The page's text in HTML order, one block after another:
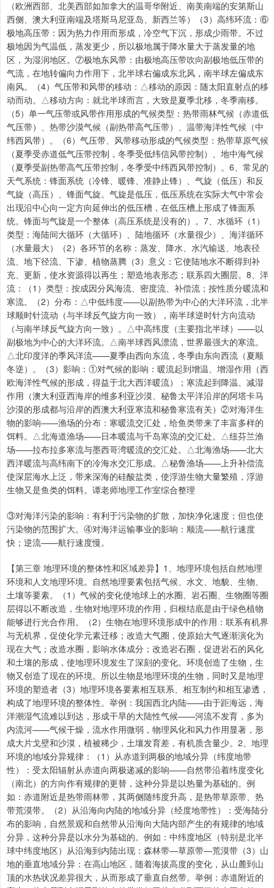
（欧洲西部、北美西部如加拿大的温哥华附近、南美南端的安第斯山
西侧、澳大利亚南端及塔斯马尼亚岛、新西兰等）（3）高纬环流：⑥
极地高压带：因为热力作用而形成，冷空气下沉，形成少雨带。不过
极地因为气温低，蒸发更少，所以极地属于降水量大于蒸发量的地
区，为湿润地区。⑦极地东风带：由极地高压带吹向副极地低压带的
气流，在地转偏向力作用下，北半球右偏成东北风，南半球左偏成东
南风。（4）气压带和风带的移动：△移动的原因：随太阳直射点的移
动而动。△移动方向：就北半球而言，大致是夏季北移，冬季南移。
（5）单一气压带或风带作用形成的气候类型：热带雨林气候（赤道低
气压带）、热带沙漠气候（副热带高气压带）、温带海洋性气候（中
纬西风带）。（6）气压带、风带移动形成的气候类型：热带草原气候
（夏季受赤道低气压带控制，冬季受低纬信风带控制）、地中海气候
（夏季受副热带高气压带控制，冬季受中纬西风带控制）。6、常见的
天气系统：锋面系统（冷锋、暖锋、准静止锋）、气旋（低压）和反
气旋（高压）、锋面气旋。气旋是低压，低压系统在实际大气中常会
出现沿中心向一定方向延伸出的低压槽，在低压槽上形成了锋面系
统。锋面与气旋是一个整体（高压系统是没有的）。7、水循环（1）
类型：海陆间大循环（大循环）、陆地循环（水量很少）、海洋循环
（水量最大）（2）各环节的名称：蒸发、降水、水汽输送、地表径
流、地下径流、下渗、植物蒸腾（3）意义：它使陆地水不断得到补
充、更新，使水资源得以再生；塑造地表形态；联系四大圈层。8、洋
流：（1）类型：按成因分风海流、密度流、补偿流；按性质分暖流和
寒流。（2）分布：△中低纬度——以副热带为中心的大洋环流，北半
球顺时针流动（与半球反气旋方向一致），南半球逆时针方向流动
（与南半球反气旋方向一致）。△中高纬度（主要指北半球）——以
副极地为中心的大洋环流。△南半球西风漂流，世界最强大的寒流。
△北印度洋的季风洋流——夏季由西向东流，冬季由东向西流（夏顺
冬逆）。（3）影响：①对气候的影响：暖流起到增温、增湿作用（西
欧海洋性气候的形成，得益于北大西洋暖流）；寒流起到降温、减湿
作用（澳大利亚西海岸的维多利亚沙漠、秘鲁太平洋沿岸的阿塔卡马
沙漠的形成都与沿岸的西澳大利亚寒流和秘鲁寒流有关）②对海洋生
物的影响——渔场的分布：寒暖流交汇处，给鱼类带来了丰富多样的
饵料。△北海道渔场——日本暖流与千岛寒流的交汇处。△纽芬兰渔
场——拉布拉多寒流与墨西哥湾暖流的交汇处。△北海渔场——北大
西洋暖流与高纬南下的冷海水交汇形成。△秘鲁渔场——上升补偿流
使深层海水上泛，带来深海的硅酸盐类，使浮游生物大量繁殖，浮游
生物又是鱼类的饵料。谭老师地理工作室综合整理
③对海洋污染的影响：有利于污染物的扩散，加快净化速度；但也使
污染物的范围扩大。④对海洋运输事业的影响：顺流——航行速度
快；逆流——航行速度慢。
【第三章 地理环境的整体性和区域差异】1、地理环境包括自然地理
环境和人文地理环境。自然地理要素包括气候、水文、地貌、生物、
土壤等要素。（1）气候的变化使地球上的水圈、岩石圈、生物圈等圈
层得以不断改造，生物对地理环境的作用，归根结底是由于绿色植物
能够进行光合作用。（2）生物在地理环境形成中的作用：联系有机界
与无机界，促使化学元素迁移；改造大气圈，使原始大气逐渐演化为
现在大气；改造水圈，影响水体成分；改造岩石圈，促进岩石的风化
和土壤的形成，使地理环境发生了深刻的变化。环境创造了生物，生
物又创造了现在的环境。所以生物是地理环境的生物，同时又是地理
环境的塑造者（3）地理环境各要素相互联系、相互制约和相互渗透，
构成了地理环境的整体性。举例：我国西北内陆——由于距海远，海
洋潮湿气流难以到达，形成干旱的大陆性气候——河流不发育，多为
内流河——气候干燥，流水作用微弱，物理风化和风力作用显著，形
成大片戈壁和沙漠，植被稀少，土壤发育差，有机质含量少。2、地理
环境的地域分异规律：（1）从赤道到两极的地域分异（纬度地带
性）：受太阳辐射从赤道向两极递减的影响——自然带沿着纬度变化
（南北）的方向作有规律的更替，这种分异是以热量为基础的。例
如：赤道附近是热带雨林带，其两侧随纬度升高，是热带草原带、热
带荒漠带。（2）从沿海向内陆的地域分异（经度地带性）：受海陆分
布的影响，自然景观和自然带从沿海向大陆内部产生的有规律的地域
分异，这种分异是以水分为基础的。例如：中纬度地区（特别是北半
球中纬度地区）从沿海到内陆出现：森林带—草原带—荒漠带（3）山
地的垂直地域分异：在高山地区，随着海拔高度的变化，从山麓到山
顶的水热状况差异很大，从而形成了垂直自然带。举例：赤道附近的